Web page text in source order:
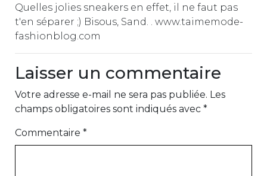
Quelles jolies sneakers en effet, il ne faut pas
t'en séparer ;) Bisous, Sand. . www.taimemode-
fashionblog.com
Laisser un commentaire
Votre adresse e-mail ne sera pas publiée. Les
champs obligatoires sont indiqués avec *
Commentaire *